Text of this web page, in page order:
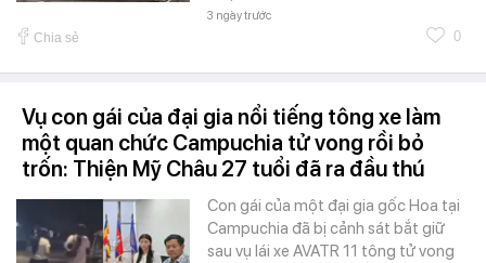
3 ngày trước
Chia sẻ 0
Vụ con gái của đại gia nổi tiếng tông xe làm
một quan chức Campuchia tử vong rồi bỏ
trốn: Thiện Mỹ Châu 27 tuổi đã ra đầu thú
Con gái của một đại gia gốc Hoa tại
Campuchia đã bị cảnh sát bắt giữ
sau vụ lái xe AVATR 11 tông tử vong